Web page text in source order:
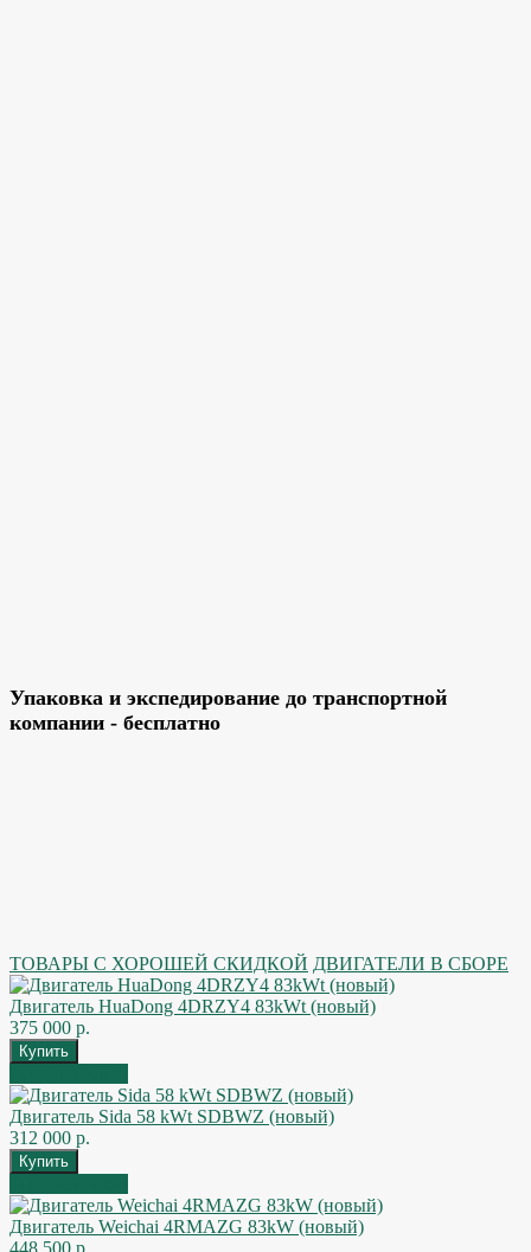
Упаковка и экспедирование до транспортной
компании - бесплатно
ТОВАРЫ С ХОРОШЕЙ СКИДКОЙ ДВИГАТЕЛИ В СБОРЕ
Двигатель HuaDong 4DRZY4 83kWt (новый)
375 000 р.
Двигатель Sida 58 kWt SDBWZ (новый)
312 000 р.
Двигатель Weichai 4RMAZG 83kW (новый)
448 500 р.